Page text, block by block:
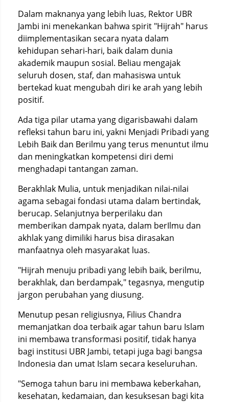
Dalam maknanya yang lebih luas, Rektor UBR
Jambi ini menekankan bahwa spirit "Hijrah" harus
diimplementasikan secara nyata dalam
kehidupan sehari-hari, baik dalam dunia
akademik maupun sosial. Beliau mengajak
seluruh dosen, staf, dan mahasiswa untuk
bertekad kuat mengubah diri ke arah yang lebih
positif.
Ada tiga pilar utama yang digarisbawahi dalam
refleksi tahun baru ini, yakni Menjadi Pribadi yang
Lebih Baik dan Berilmu yang terus menuntut ilmu
dan meningkatkan kompetensi diri demi
menghadapi tantangan zaman.
Berakhlak Mulia, untuk menjadikan nilai-nilai
agama sebagai fondasi utama dalam bertindak,
berucap. Selanjutnya berperilaku dan
memberikan dampak nyata, dalam berIlmu dan
akhlak yang dimiliki harus bisa dirasakan
manfaatnya oleh masyarakat luas.
"Hijrah menuju pribadi yang lebih baik, berilmu,
berakhlak, dan berdampak," tegasnya, mengutip
jargon perubahan yang diusung.
Menutup pesan religiusnya, Filius Chandra
memanjatkan doa terbaik agar tahun baru Islam
ini membawa transformasi positif, tidak hanya
bagi institusi UBR Jambi, tetapi juga bagi bangsa
Indonesia dan umat Islam secara keseluruhan.
"Semoga tahun baru ini membawa keberkahan,
kesehatan, kedamaian, dan kesuksesan bagi kita